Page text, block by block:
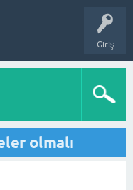
Giriş
olmalı